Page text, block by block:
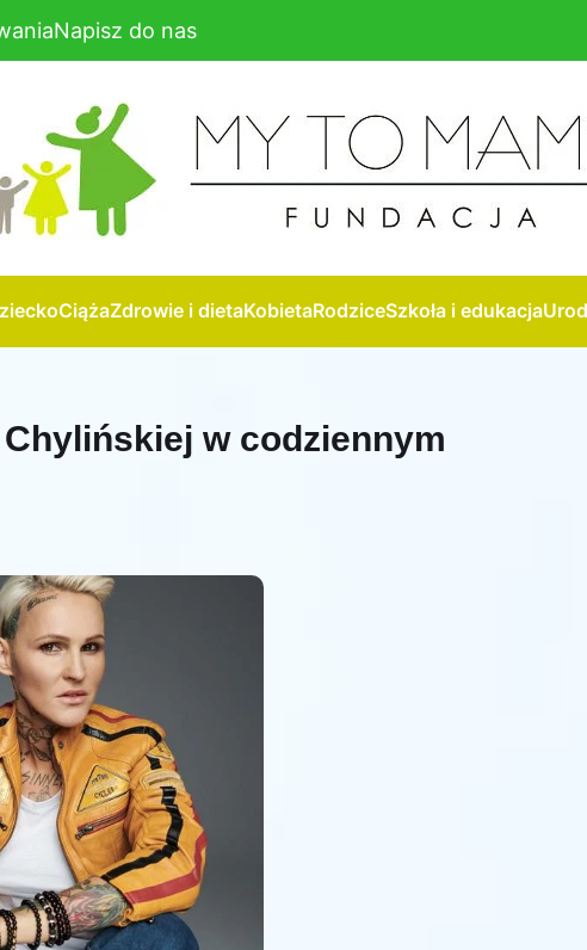
Napisz do nas
CiążaZdrowie i dietaKobietaRodziceSzkoła i edukacja
w codziennym